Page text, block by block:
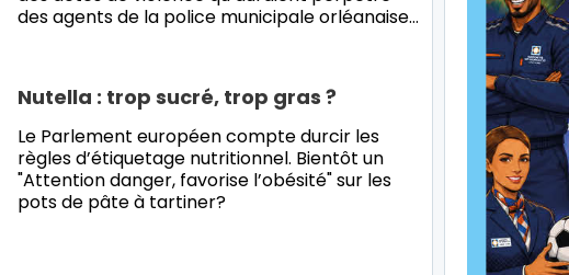
des agents de la police municipale orléanaise…
Nutella : trop sucré, trop gras ?
Le Parlement européen compte durcir les
règles d’étiquetage nutritionnel. Bientôt un
"Attention danger, favorise l’obésité" sur les
pots de pâte à tartiner?